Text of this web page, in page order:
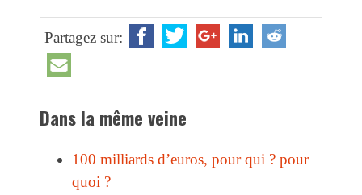
Partagez sur:
Dans la même veine
100 milliards d’euros, pour qui ? pour
quoi ?